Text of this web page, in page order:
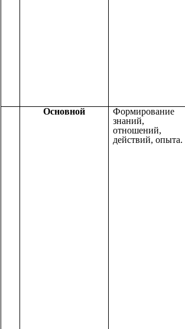
Основной
Формирование
знаний,
отношений,
действий, опыта.